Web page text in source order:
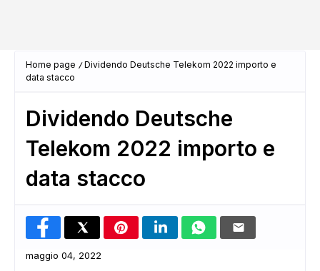
Home page
Dividendo Deutsche Telekom 2022 importo e
data stacco
Dividendo Deutsche
Telekom 2022 importo e
data stacco
maggio 04, 2022